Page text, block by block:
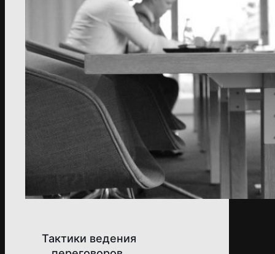
Тактики ведения